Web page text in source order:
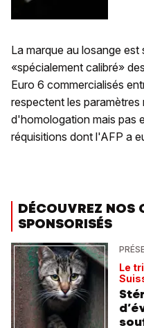
La marque au losange
«spécialement calibré»
Euro 6 commercialisés
respectent les
d'homologation mais pas
réquisitions dont l'AFP a
DÉCOUVREZ NOS
SPONSORISÉS
Le